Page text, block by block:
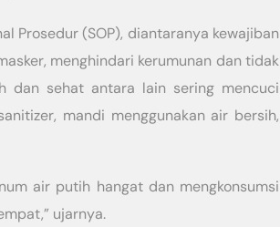
Prosedur (SOP), diantaranya kewajiban
menghindari kerumunan dan tidak
dan sehat antara lain sering mencuci
mandi menggunakan air bersih,
air putih hangat dan mengkonsumsi
ujarnya.